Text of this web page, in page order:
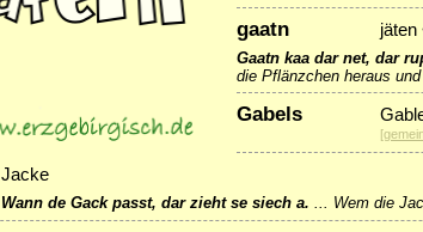
gaatn jäten
Gaatn kaa dar net, dar
die Pflänzchen heraus
Gabels
[
Jacke
Wann de Gack passt, dar zieht se siech a. ... Wem die